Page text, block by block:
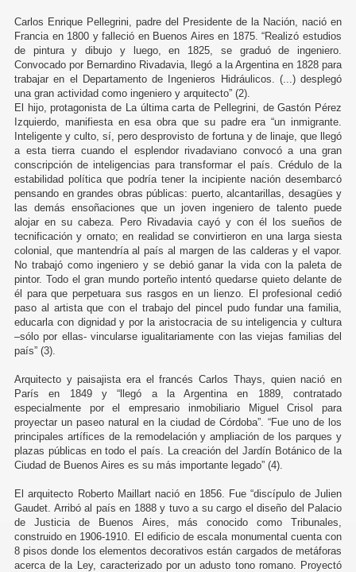
Carlos Enrique Pellegrini, padre del Presidente de la Nación, nació en
Francia en 1800 y falleció en Buenos Aires en 1875. “Realizó estudios
de pintura y dibujo y luego, en 1825, se graduó de ingeniero.
Convocado por Bernardino Rivadavia, llegó a la Argentina en 1828 para
trabajar en el Departamento de Ingenieros Hidráulicos. (...) desplegó
una gran actividad como ingeniero y arquitecto” (2).
El hijo, protagonista de La última carta de Pellegrini, de Gastón Pérez
Izquierdo, manifiesta en esa obra que su padre era “un inmigrante.
Inteligente y culto, sí, pero desprovisto de fortuna y de linaje, que llegó
a esta tierra cuando el esplendor rivadaviano convocó a una gran
conscripción de inteligencias para transformar el país. Crédulo de la
estabilidad política que podría tener la incipiente nación desembarcó
pensando en grandes obras públicas: puerto, alcantarillas, desagües y
las demás ensoñaciones que un joven ingeniero de talento puede
alojar en su cabeza. Pero Rivadavia cayó y con él los sueños de
tecnificación y ornato; en realidad se convirtieron en una larga siesta
colonial, que mantendría al país al margen de las calderas y el vapor.
No trabajó como ingeniero y se debió ganar la vida con la paleta de
pintor. Todo el gran mundo porteño intentó quedarse quieto delante de
él para que perpetuara sus rasgos en un lienzo. El profesional cedió
paso al artista que con el trabajo del pincel pudo fundar una familia,
educarla con dignidad y por la aristocracia de su inteligencia y cultura
–sólo por ellas- vincularse igualitariamente con las viejas familias del
país” (3).
Arquitecto y paisajista era el francés Carlos Thays, quien nació en
París en 1849 y “llegó a la Argentina en 1889, contratado
especialmente por el empresario inmobiliario Miguel Crisol para
proyectar un paseo natural en la ciudad de Córdoba”. “Fue uno de los
principales artífices de la remodelación y ampliación de los parques y
plazas públicas en todo el país. La creación del Jardín Botánico de la
Ciudad de Buenos Aires es su más importante legado” (4).
El arquitecto Roberto Maillart nació en 1856. Fue “discípulo de Julien
Gaudet. Arribó al país en 1888 y tuvo a su cargo el diseño del Palacio
de Justicia de Buenos Aires, más conocido como Tribunales,
construido en 1906-1910. El edificio de escala monumental cuenta con
8 pisos donde los elementos decorativos están cargados de metáforas
acerca de la Ley, caracterizado por un adusto tono romano. Proyectó